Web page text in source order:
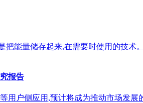
把能量储存起来,在需要时使用的技术
报告
用户侧应用,预计将成为推动市场发